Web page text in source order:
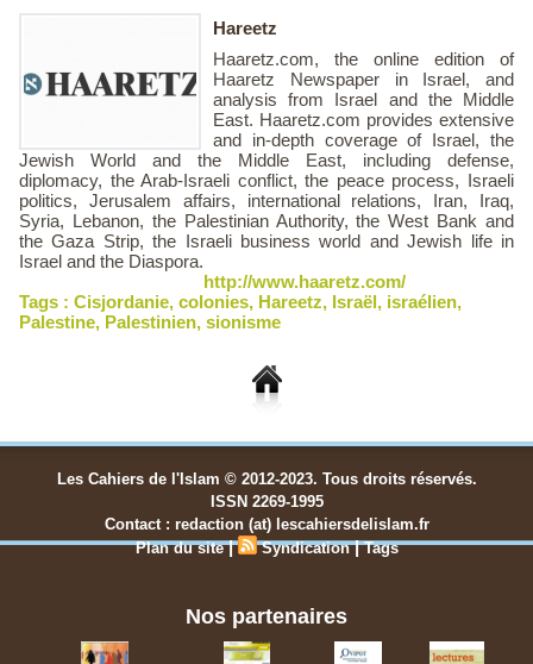
Hareetz
Haaretz.com, the online edition of
Haaretz Newspaper in Israel, and
analysis from Israel and the Middle
East. Haaretz.com provides extensive
and in-depth coverage of Israel, the
Jewish World and the Middle East, including defense,
diplomacy, the Arab-Israeli conflict, the peace process, Israeli
politics, Jerusalem affairs, international relations, Iran, Iraq,
Syria, Lebanon, the Palestinian Authority, the West Bank and
the Gaza Strip, the Israeli business world and Jewish life in
Israel and the Diaspora.
http://www.haaretz.com/
Tags : Cisjordanie, colonies, Hareetz, Israël, israélien,
Palestine, Palestinien, sionisme
Les Cahiers de l'Islam © 2012-2023. Tous droits réservés.
ISSN 2269-1995
Contact : redaction (at) lescahiersdelislam.fr
Plan du site | Syndication |Tags
Nos partenaires